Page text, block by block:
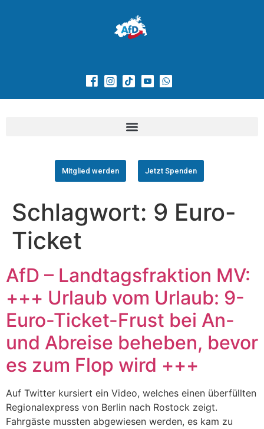
Mitglied werden Jetzt Spenden
Schlagwort: 9 Euro-
Ticket
AfD – Landtagsfraktion MV:
+++ Urlaub vom Urlaub: 9-
Euro-Ticket-Frust bei An-
und Abreise beheben, bevor
es zum Flop wird +++
Auf Twitter kursiert ein Video, welches einen überfüllten
Regionalexpress von Berlin nach Rostock zeigt.
Fahrgäste mussten abgewiesen werden, es kam zu